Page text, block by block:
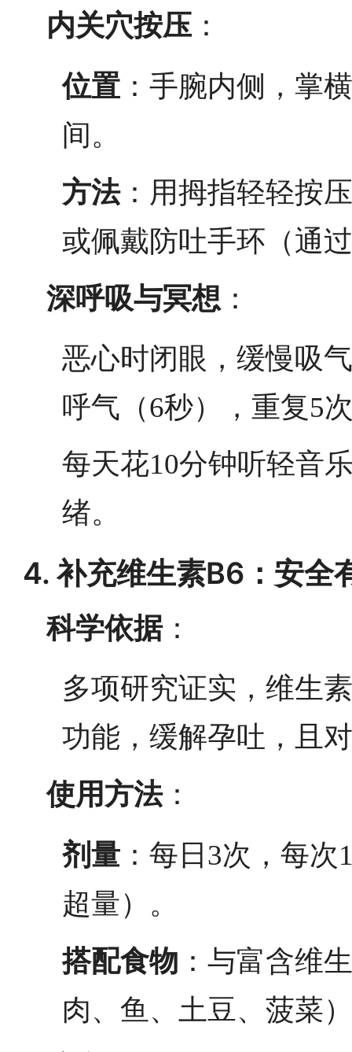
内关穴按压 ：
位置 ：手腕内侧，掌
间。
方法：用拇指轻轻按
或佩戴防吐手环（通
深呼吸与冥想 ：
恶心时闭眼，缓慢吸
呼气（6秒），重复5
每天花10分钟听轻音
绪。
4. 补充维生素B6：安全
科学依据：
多项研究证实，维生
功能，缓解孕吐，且
使用方法：
剂量 ：每日3次，每
超量）。
搭配食物 ：与富含维
肉、鱼、土豆、菠菜